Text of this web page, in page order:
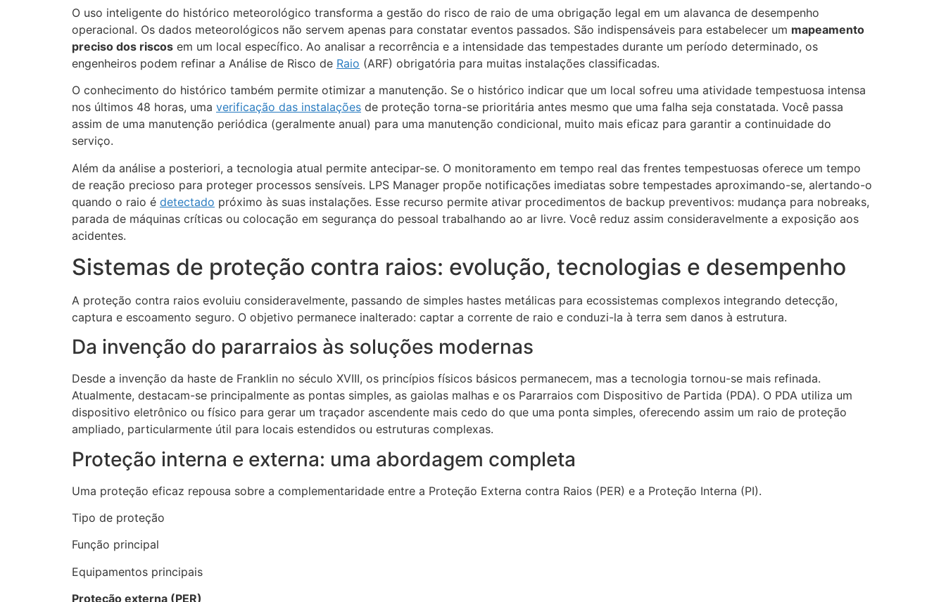
O uso inteligente do histórico meteorológico transforma a gestão do risco de raio de uma obrigação legal em um alavanca de desempenho
operacional. Os dados meteorológicos não servem apenas para constatar eventos passados. São indispensáveis para estabelecer um mapeamento
preciso dos riscos em um local específico. Ao analisar a recorrência e a intensidade das tempestades durante um período determinado, os
engenheiros podem refinar a Análise de Risco de Raio (ARF) obrigatória para muitas instalações classificadas.
O conhecimento do histórico também permite otimizar a manutenção. Se o histórico indicar que um local sofreu uma atividade tempestuosa intensa
nos últimos 48 horas, uma verificação das instalações de proteção torna-se prioritária antes mesmo que uma falha seja constatada. Você passa
assim de uma manutenção periódica (geralmente anual) para uma manutenção condicional, muito mais eficaz para garantir a continuidade do
serviço.
Além da análise a posteriori, a tecnologia atual permite antecipar-se. O monitoramento em tempo real das frentes tempestuosas oferece um tempo
de reação precioso para proteger processos sensíveis. LPS Manager propõe notificações imediatas sobre tempestades aproximando-se, alertando-o
quando o raio é detectado próximo às suas instalações. Esse recurso permite ativar procedimentos de backup preventivos: mudança para nobreaks,
parada de máquinas críticas ou colocação em segurança do pessoal trabalhando ao ar livre. Você reduz assim consideravelmente a exposição aos
acidentes.
Sistemas de proteção contra raios: evolução, tecnologias e desempenho
A proteção contra raios evoluiu consideravelmente, passando de simples hastes metálicas para ecossistemas complexos integrando detecção,
captura e escoamento seguro. O objetivo permanece inalterado: captar a corrente de raio e conduzi-la à terra sem danos à estrutura.
Da invenção do pararraios às soluções modernas
Desde a invenção da haste de Franklin no século XVIII, os princípios físicos básicos permanecem, mas a tecnologia tornou-se mais refinada.
Atualmente, destacam-se principalmente as pontas simples, as gaiolas malhas e os Pararraios com Dispositivo de Partida (PDA). O PDA utiliza um
dispositivo eletrônico ou físico para gerar um traçador ascendente mais cedo do que uma ponta simples, oferecendo assim um raio de proteção
ampliado, particularmente útil para locais estendidos ou estruturas complexas.
Proteção interna e externa: uma abordagem completa
Uma proteção eficaz repousa sobre a complementaridade entre a Proteção Externa contra Raios (PER) e a Proteção Interna (PI).
Tipo de proteção
Função principal
Equipamentos principais
Proteção externa (PER)